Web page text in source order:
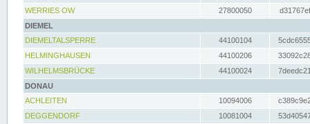
WERRIES OW
27800050
DIEMEL
DIEMELTALSPERRE
44100104
HELMINGHAUSEN
44100206
WILHELMSBRÜCKE
44100024
DONAU
ACHLEITEN
10094006
DEGGENDORF
10081004